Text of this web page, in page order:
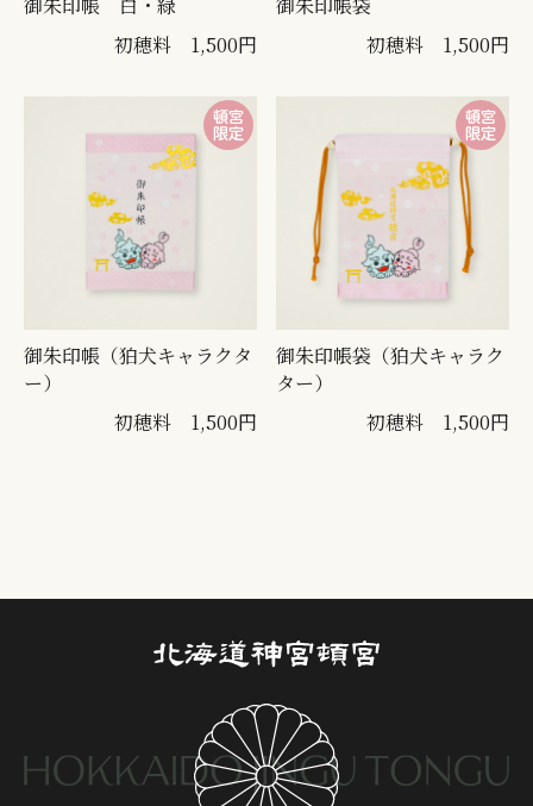
御朱印帳 白・緑
初穂料 1,500円
御朱印帳袋
初穂料 1,500円
御朱印帳（狛犬キャラクタ
ー）
初穂料 1,500円
御朱印帳袋（狛犬キャラク
ター）
初穂料 1,500円